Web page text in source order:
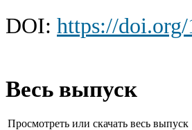
DOI: https://
Весь выпуск
Просмотреть или скачать весь выпуск